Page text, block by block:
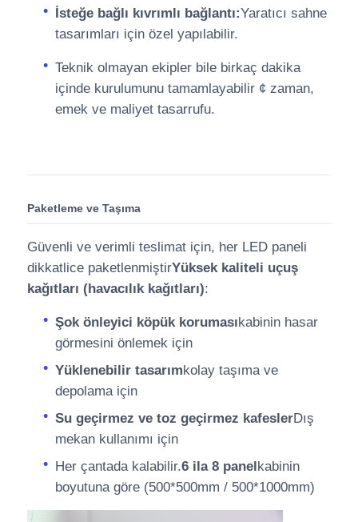
İsteğe bağlı kıvrımlı bağlantı:Yaratıcı sahne
tasarımları için özel yapılabilir.
Teknik olmayan ekipler bile birkaç dakika
içinde kurulumunu tamamlayabilir ¢ zaman,
emek ve maliyet tasarrufu.
Paketleme ve Taşıma
Güvenli ve verimli teslimat için, her LED paneli
dikkatlice paketlenmiştirYüksek kaliteli uçuş
kağıtları (havacılık kağıtları):
Şok önleyici köpük korumasıkabinin hasar
görmesini önlemek için
Yüklenebilir tasarımkolay taşıma ve
depolama için
Su geçirmez ve toz geçirmez kafeslerDış
mekan kullanımı için
Her çantada kalabilir.6 ila 8 panelkabinin
boyutuna göre (500*500mm / 500*1000mm)